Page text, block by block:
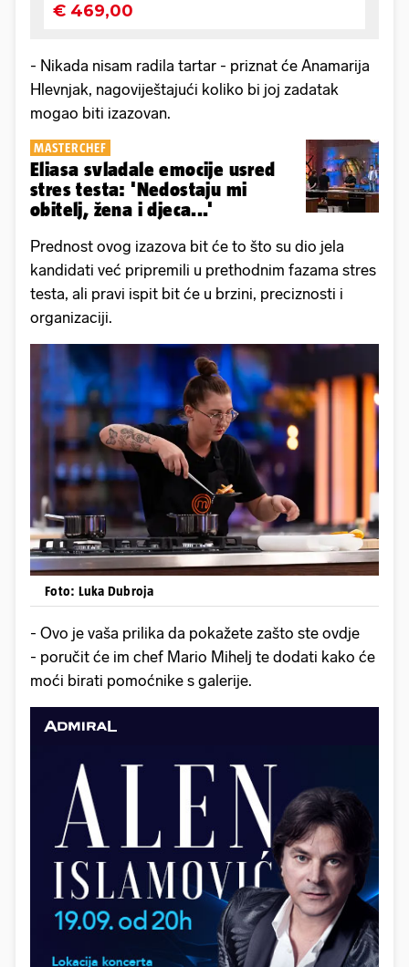
- Nikada nisam radila tartar - priznat će Anamarija
Hlevnjak, nagoviještajući koliko bi joj zadatak
mogao biti izazovan.
MASTERCHEF
Eliasa svladale emocije usred
stres testa: 'Nedostaju mi
obitelj, žena i djeca...'
Prednost ovog izazova bit će to što su dio jela
kandidati već pripremili u prethodnim fazama stres
testa, ali pravi ispit bit će u brzini, preciznosti i
organizaciji.
Foto: Luka Dubroja
- Ovo je vaša prilika da pokažete zašto ste ovdje
- poručit će im chef Mario Mihelj te dodati kako će
moći birati pomoćnike s galerije.